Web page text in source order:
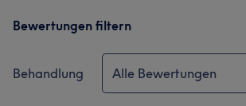
Bewertungen filtern
Behandlung Alle Bewertungen